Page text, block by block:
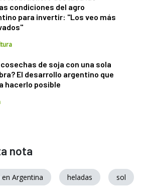
condiciones del agro
para invertir: "Los veo más
cosechas de soja con una sola
El desarrollo argentino que
hacerlo posible
nota
Argentina heladas sol